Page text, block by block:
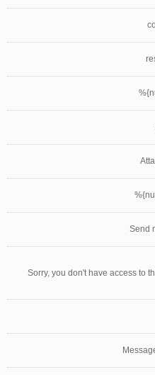
Send
Sorry, you don't have access to